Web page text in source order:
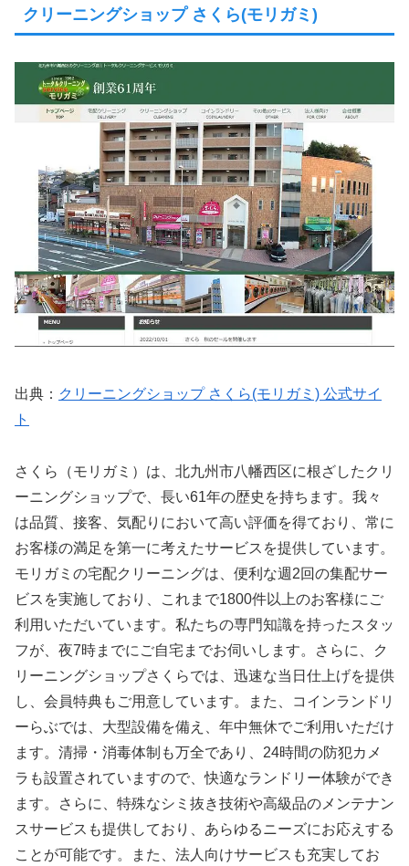
クリーニングショップ さくら(モリガミ)
出典： クリーニングショップ さくら(モリガミ) 公式サイ
ト
さくら（モリガミ）は、北九州市八幡西区に根ざしたクリ
ーニングショップで、長い61年の歴史を持ちます。我々
は品質、接客、気配りにおいて高い評価を得ており、常に
お客様の満足を第一に考えたサービスを提供しています。
モリガミの宅配クリーニングは、便利な週2回の集配サー
ビスを実施しており、これまで1800件以上のお客様にご
利用いただいています。私たちの専門知識を持ったスタッ
フが、夜7時までにご自宅までお伺いします。さらに、ク
リーニングショップさくらでは、迅速な当日仕上げを提供
し、会員特典もご用意しています。また、コインランドリ
ーらぶでは、大型設備を備え、年中無休でご利用いただけ
ます。清掃・消毒体制も万全であり、24時間の防犯カメ
ラも設置されていますので、快適なランドリー体験ができ
ます。さらに、特殊なシミ抜き技術や高級品のメンテナン
スサービスも提供しており、あらゆるニーズにお応えする
ことが可能です。また、法人向けサービスも充実してお